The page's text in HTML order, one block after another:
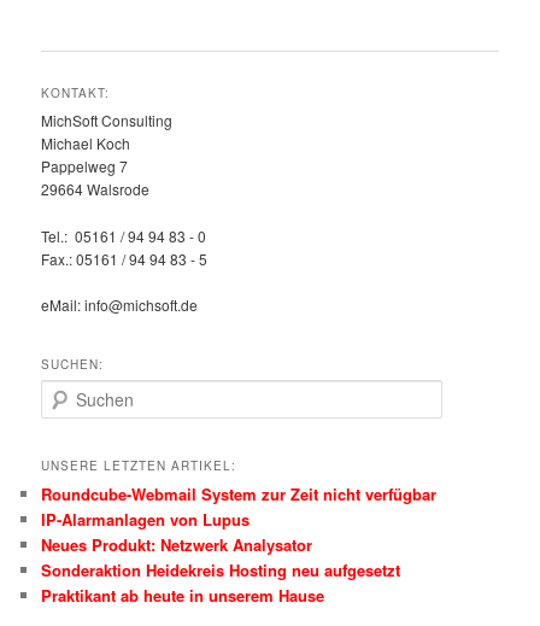
KONTAKT:
MichSoft Consulting
Michael Koch
Pappelweg 7
29664 Walsrode
Tel.: 05161 / 94 94 83 - 0
Fax.: 05161 / 94 94 83 - 5
eMail: info@michsoft.de
SUCHEN:
Suchen
UNSERE LETZTEN ARTIKEL:
Roundcube-Webmail System zur Zeit nicht verfügbar
IP-Alarmanlagen von Lupus
Neues Produkt: Netzwerk Analysator
Sonderaktion Heidekreis Hosting neu aufgesetzt
Praktikant ab heute in unserem Hause